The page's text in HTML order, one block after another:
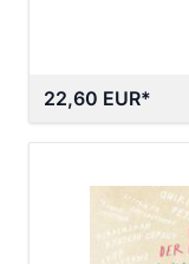
22,60 EUR